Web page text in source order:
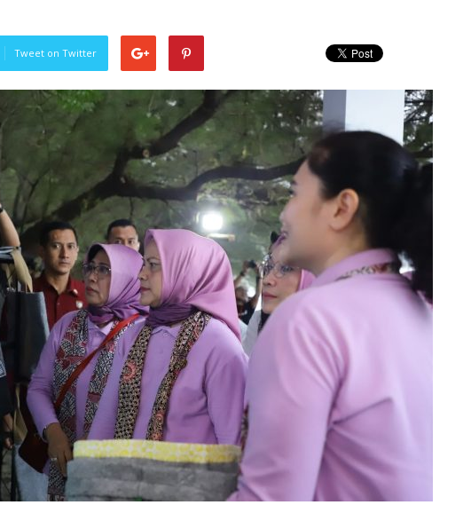
Tweet on Twitter